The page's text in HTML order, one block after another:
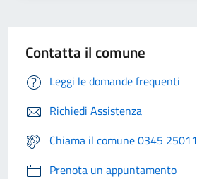
Contatta il comune
Leggi le domande frequenti
Richiedi Assistenza
Chiama il comune 0345 25011
Prenota un appuntamento